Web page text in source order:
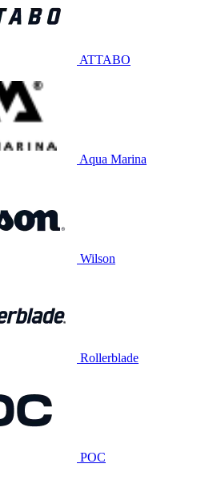
ATTABO
Aqua Marina
Wilson
Rollerblade
POC